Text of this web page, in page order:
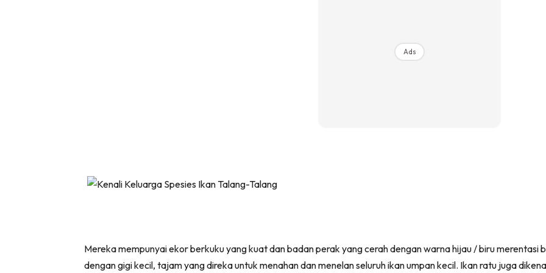
Ads
Mereka mempunyai ekor berkuku yang kuat dan badan perak yang cerah dengan warna hijau / biru merentasi
dengan gigi kecil, tajam yang direka untuk menahan dan menelan seluruh ikan umpan kecil. Ikan ratu juga